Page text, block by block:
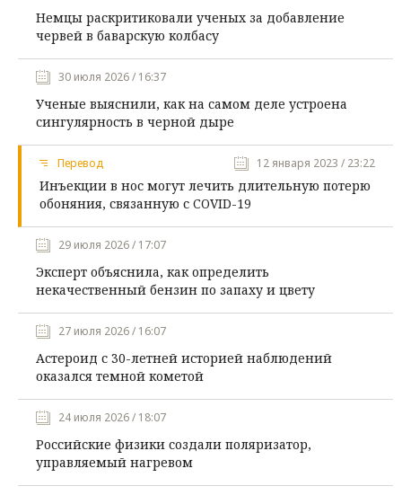
Немцы раскритиковали ученых за добавление
червей в баварскую колбасу
30 июля 2026 / 16:37
Ученые выяснили, как на самом деле устроена
сингулярность в черной дыре
Перевод 12 января 2023 / 23:22
Инъекции в нос могут лечить длительную потерю
обоняния, связанную с COVID-19
29 июля 2026 / 17:07
Эксперт объяснила, как определить
некачественный бензин по запаху и цвету
27 июля 2026 / 16:07
Астероид с 30-летней историей наблюдений
оказался темной кометой
24 июля 2026 / 18:07
Российские физики создали поляризатор,
управляемый нагревом